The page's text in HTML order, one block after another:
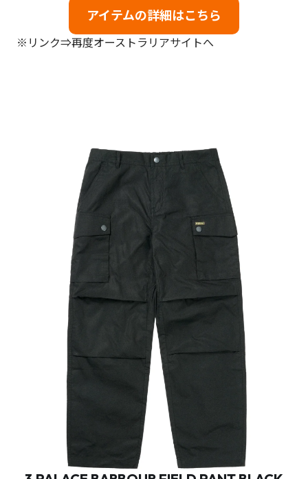
アイテムの詳細はこちら
※リンク⇒再度オーストラリアサイトへ